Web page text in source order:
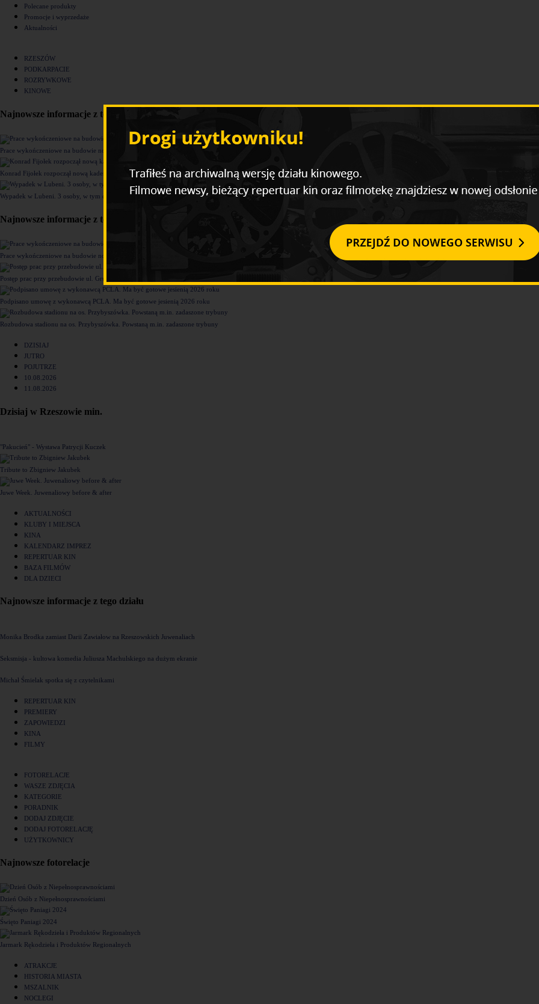
Polecane produkty
Promocje i wyprzedaże
Aktualności
RZESZÓW
PODKARPACIE
ROZRYWKOWE
KINOWE
Najnowsze informacje z tego działu
Prace wykończeniowe na budowie nowego komisariatu Policji w Rzeszowie [ZDJĘCIA]
Konrad Fijołek rozpoczął nową kadencję. "Chcę rozwijać 4 filary funkcjonowania miasta"
Wypadek w Lubeni. 3 osoby, w tym dziecko trafiły do szpitala
Najnowsze informacje z tego działu
Prace wykończeniowe na budowie nowego komisariatu Policji w Rzeszowie [ZDJĘCIA]
Postęp prac przy przebudowie ul. Grunwaldzkiej [ZDJĘCIA]
Podpisano umowę z wykonawcą PCLA. Ma być gotowe jesienią 2026 roku
Rozbudowa stadionu na os. Przybyszówka. Powstaną m.in. zadaszone trybuny
DZISIAJ
JUTRO
POJUTRZE
10.08.2026
11.08.2026
Dzisiaj w Rzeszowie min.
"Pakucień" - Wystawa Patrycji Kuczek
Tribute to Zbigniew Jakubek
Juwe Week. Juwenaliowy before & after
AKTUALNOŚCI
KLUBY I MIEJSCA
KINA
KALENDARZ IMPREZ
REPERTUAR KIN
BAZA FILMÓW
DLA DZIECI
Najnowsze informacje z tego działu
Monika Brodka zamiast Darii Zawiałow na Rzeszowskich Juwenaliach
Seksmisja - kultowa komedia Juliusza Machulskiego na dużym ekranie
Michał Śmielak spotka się z czytelnikami
REPERTUAR KIN
PREMIERY
ZAPOWIEDZI
KINA
FILMY
FOTORELACJE
WASZE ZDJĘCIA
KATEGORIE
PORADNIK
DODAJ ZDJĘCIE
DODAJ FOTORELACJĘ
UŻYTKOWNICY
Najnowsze fotorelacje
Dzień Osób z Niepełnosprawnościami
Święto Paniagi 2024
Jarmark Rękodzieła i Produktów Regionalnych
ATRAKCJE
HISTORIA MIASTA
MSZALNIK
NOCLEGI